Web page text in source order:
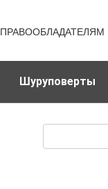
ПРАВООБЛАДАТЕЛЯМ
Шуруповерты